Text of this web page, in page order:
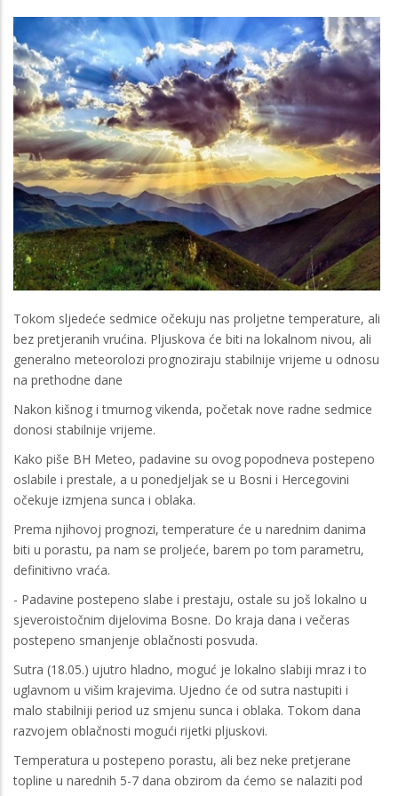
Tokom sljedeće sedmice očekuju nas proljetne temperature, ali
bez pretjeranih vrućina. Pljuskova će biti na lokalnom nivou, ali
generalno meteorolozi prognoziraju stabilnije vrijeme u odnosu
na prethodne dane
Nakon kišnog i tmurnog vikenda, početak nove radne sedmice
donosi stabilnije vrijeme.
Kako piše BH Meteo, padavine su ovog popodneva postepeno
oslabile i prestale, a u ponedjeljak se u Bosni i Hercegovini
očekuje izmjena sunca i oblaka.
Prema njihovoj prognozi, temperature će u narednim danima
biti u porastu, pa nam se proljeće, barem po tom parametru,
definitivno vraća.
- Padavine postepeno slabe i prestaju, ostale su još lokalno u
sjeveroistočnim dijelovima Bosne. Do kraja dana i večeras
postepeno smanjenje oblačnosti posvuda.
Sutra (18.05.) ujutro hladno, moguć je lokalno slabiji mraz i to
uglavnom u višim krajevima. Ujedno će od sutra nastupiti i
malo stabilniji period uz smjenu sunca i oblaka. Tokom dana
razvojem oblačnosti mogući rijetki pljuskovi.
Temperatura u postepeno porastu, ali bez neke pretjerane
topline u narednih 5-7 dana obzirom da ćemo se nalaziti pod